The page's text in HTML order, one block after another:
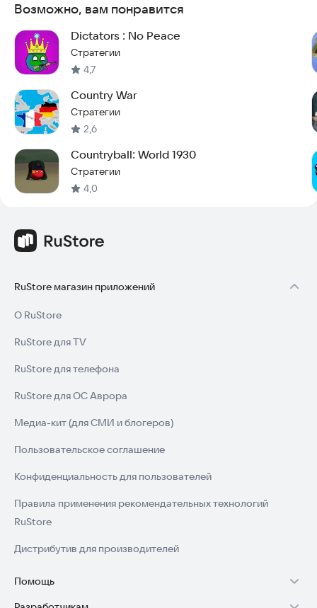
Возможно, вам понравится
Dictators : No Peace
Стратегии
4,7
Country War
Стратегии
2,6
Countryball: World 1930
Стратегии
4,0
RuStore магазин приложений
О RuStore
RuStore для TV
RuStore для телефона
RuStore для ОС Аврора
Медиа-кит (для СМИ и блогеров)
Пользовательское соглашение
Конфиденциальность для пользователей
Правила применения рекомендательных технологий
RuStore
Дистрибутив для производителей
Помощь